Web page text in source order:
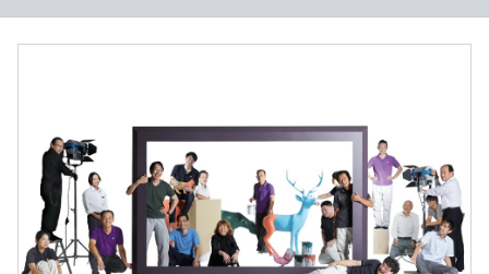
相談のうえ、ご希望のマシンを支給します。
月給：26万円〜40万円
※月給には固定残業代（20時間分）3万6,000円〜5万
支給します。
《モデル年収例》
480万円／入社1年目：月収30万円+時間外+賞与）
550万円／入社1年目：月収35万円+時間外+賞与）